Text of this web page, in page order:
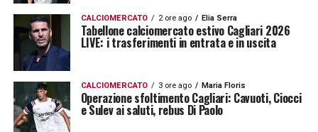
CALCIOMERCATO 2 ore ago Elia Serra
Tabellone calciomercato estivo Cagliari 2026
LIVE: i trasferimenti in entrata e in uscita
CALCIOMERCATO 3 ore ago Maria Floris
Operazione sfoltimento Cagliari: Cavuoti, Ciocci
e Sulev ai saluti, rebus Di Paolo